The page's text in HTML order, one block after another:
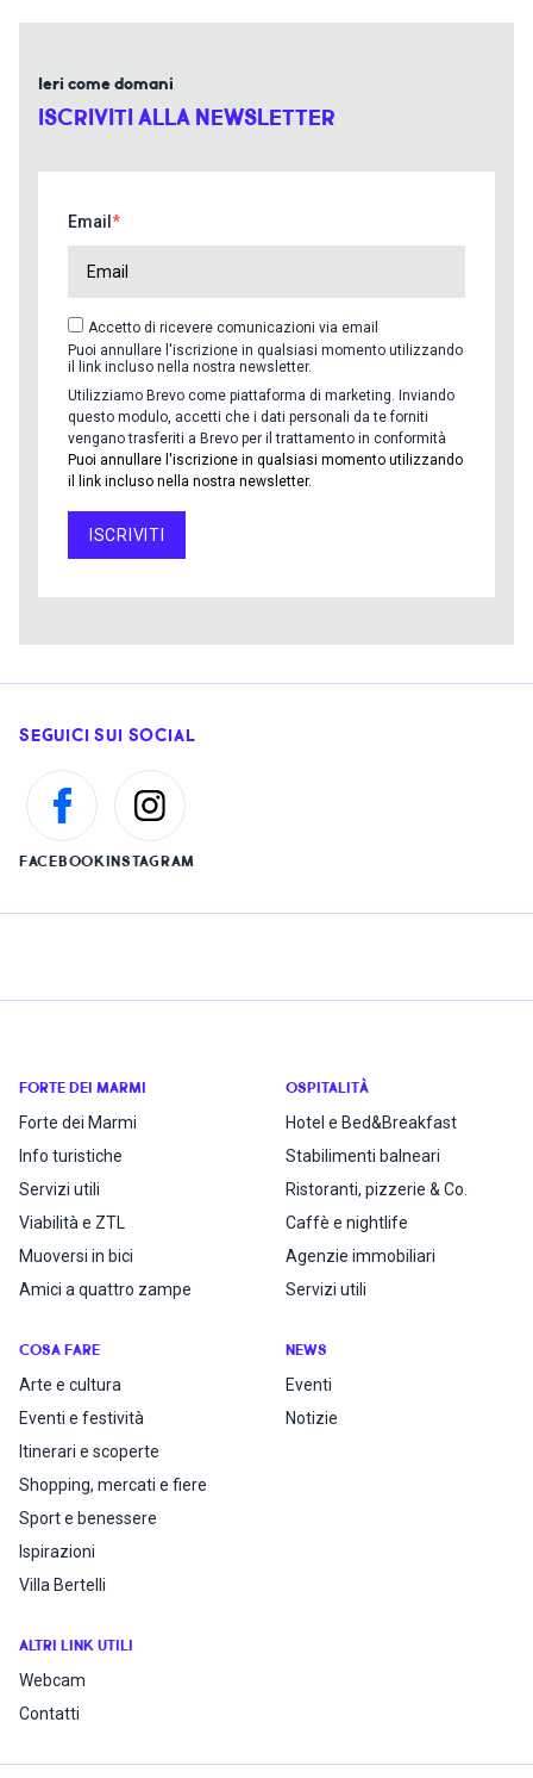
Ieri come domani
ISCRIVITI ALLA NEWSLETTER
Email
Accetto di ricevere comunicazioni via email
Puoi annullare l'iscrizione in qualsiasi momento utilizzando
il link incluso nella nostra newsletter.
Utilizziamo Brevo come piattaforma di marketing. Inviando
questo modulo, accetti che i dati personali da te forniti
vengano trasferiti a Brevo per il trattamento in conformità
Puoi annullare l'iscrizione in qualsiasi momento utilizzando
il link incluso nella nostra newsletter.
ISCRIVITI
SEGUICI SUI SOCIAL
FACEBOOKINSTAGRAM
FORTE DEI MARMI
Forte dei Marmi
Info turistiche
Servizi utili
Viabilità e ZTL
Muoversi in bici
Amici a quattro zampe
OSPITALITÀ
Hotel e Bed&Breakfast
Stabilimenti balneari
Ristoranti, pizzerie & Co.
Caffè e nightlife
Agenzie immobiliari
Servizi utili
COSA FARE
Arte e cultura
Eventi e festività
Itinerari e scoperte
Shopping, mercati e fiere
Sport e benessere
Ispirazioni
Villa Bertelli
NEWS
Eventi
Notizie
ALTRI LINK UTILI
Webcam
Contatti